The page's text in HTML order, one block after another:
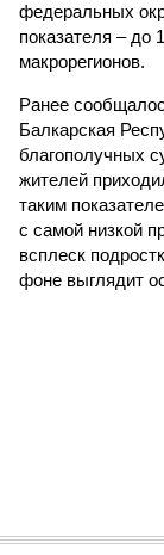
федеральных
показателя – до
макрорегионов.
Ранее
Балкарская
благополучных
жителей
таким
с самой низкой
всплеск
фоне выглядит